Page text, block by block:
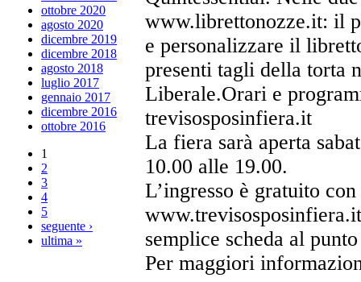
ottobre 2020
agosto 2020
dicembre 2019
dicembre 2018
agosto 2018
luglio 2017
gennaio 2017
dicembre 2016
ottobre 2016
1
2
3
4
5
seguente ›
ultima »
www.librettonozze.it: il
e personalizzare il
presenti tagli della torta
Liberale.Orari e
trevisosposinfiera.it
La fiera sarà aperta
10.00 alle 19.00.
L’ingresso è gratuito
semplice scheda al
Per maggiori